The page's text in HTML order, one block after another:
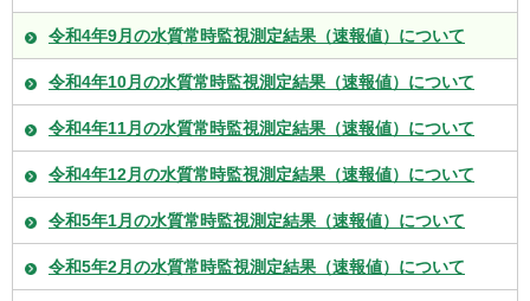
令和4年9月の水質常時監視測定結果（速報値）について
令和4年10月の水質常時監視測定結果（速報値）について
令和4年11月の水質常時監視測定結果（速報値）について
令和4年12月の水質常時監視測定結果（速報値）について
令和5年1月の水質常時監視測定結果（速報値）について
令和5年2月の水質常時監視測定結果（速報値）について